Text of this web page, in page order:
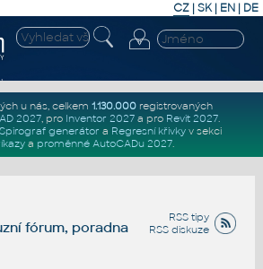
CZ | SK| EN | DE
u nás, celkem 1.130.000registrovaných
2027, pro Inventor 2027a pro Revit 2027.
Spirograf generátor a Regresní křivkyv sekci
a proměnné AutoCADu 2027.
RSS tipy
RSS diskuze
fórum, poradna